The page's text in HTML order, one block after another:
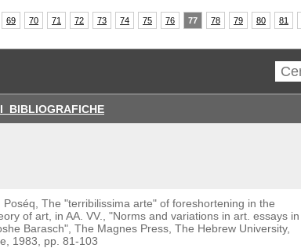
69 70 71 72 73 74 75 76 77 78 79 80 81
Poséq, The "terribilissima arte" of foreshortening in the
of art, in AA. VV., "Norms and variations in art. essays in
Barasch", The Magnes Press, The Hebrew University,
1983, pp. 81-103